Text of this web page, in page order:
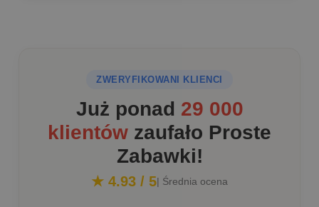
ZWERYFIKOWANI KLIENCI
Już ponad 29 000
klientów zaufało Proste
Zabawki!
★ 4.93 / 5| Średnia ocena